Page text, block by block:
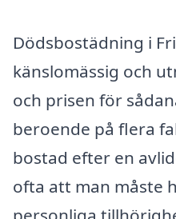
Dödsbostädning i
känslomässig och
och prisen för
beroende på flera
bostad efter en
ofta att man måste